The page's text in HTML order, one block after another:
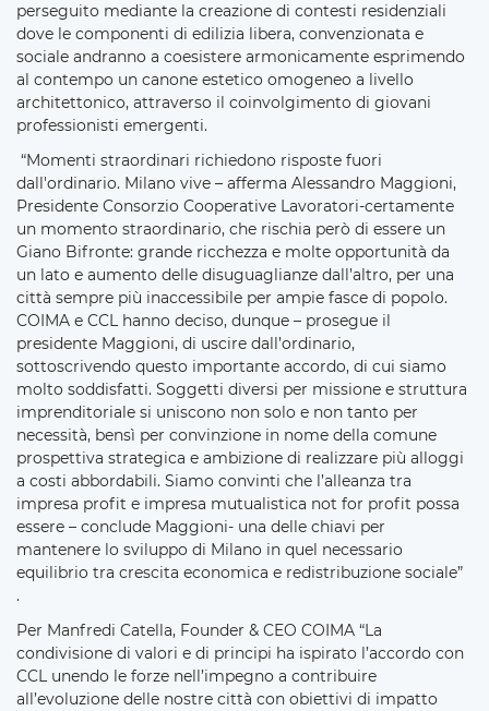
perseguito mediante la creazione di contesti residenziali
dove le componenti di edilizia libera, convenzionata e
sociale andranno a coesistere armonicamente esprimendo
al contempo un canone estetico omogeneo a livello
architettonico, attraverso il coinvolgimento di giovani
professionisti emergenti.
“Momenti straordinari richiedono risposte fuori
dall'ordinario. Milano vive – afferma Alessandro Maggioni,
Presidente Consorzio Cooperative Lavoratori-certamente
un momento straordinario, che rischia però di essere un
Giano Bifronte: grande ricchezza e molte opportunità da
un lato e aumento delle disuguaglianze dall’altro, per una
città sempre più inaccessibile per ampie fasce di popolo.
COIMA e CCL hanno deciso, dunque – prosegue il
presidente Maggioni, di uscire dall’ordinario,
sottoscrivendo questo importante accordo, di cui siamo
molto soddisfatti. Soggetti diversi per missione e struttura
imprenditoriale si uniscono non solo e non tanto per
necessità, bensì per convinzione in nome della comune
prospettiva strategica e ambizione di realizzare più alloggi
a costi abbordabili. Siamo convinti che l’alleanza tra
impresa profit e impresa mutualistica not for profit possa
essere – conclude Maggioni- una delle chiavi per
mantenere lo sviluppo di Milano in quel necessario
equilibrio tra crescita economica e redistribuzione sociale”
.
Per Manfredi Catella, Founder & CEO COIMA “La
condivisione di valori e di principi ha ispirato l’accordo con
CCL unendo le forze nell’impegno a contribuire
all’evoluzione delle nostre città con obiettivi di impatto